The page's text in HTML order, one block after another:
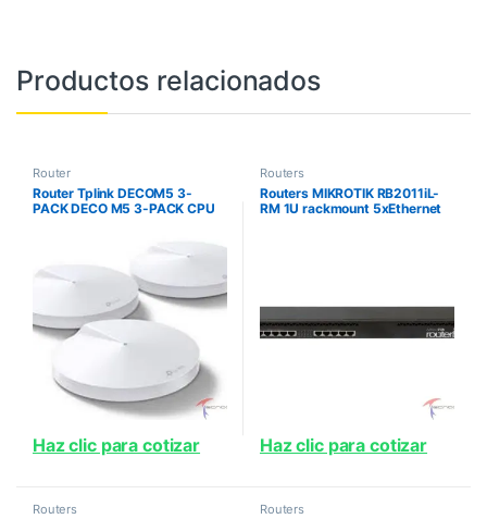
Productos relacionados
Router
Router Tplink DECOM5 3-
PACK DECO M5 3-PACK CPU
Deco 1 Puerto USB Ti
Haz clic para cotizar
Routers
Routers MIKROTIK RB2011iL-
RM 1U rackmount 5xEthernet
Haz clic para cotizar
Routers Routers